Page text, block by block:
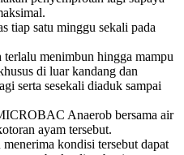
tiap satu minggu sekali pada
terlalu menimbun hingga mampu
di luar kandang dan
serta sesekali diaduk sampai
Anaerob bersama air
ayam tersebut.
kondisi tersebut dapat